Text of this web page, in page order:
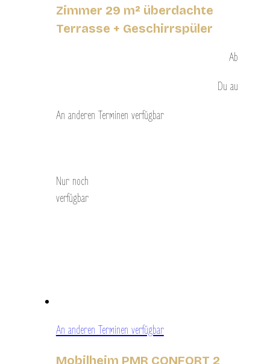
Zimmer 29 m² überdachte
Terrasse + Geschirrspüler
Ab
Duau
An anderen Terminen verfügbar
Nur noch
verfügbar
An anderen Terminen verfügbar
Mobilheim PMR CONFORT 2